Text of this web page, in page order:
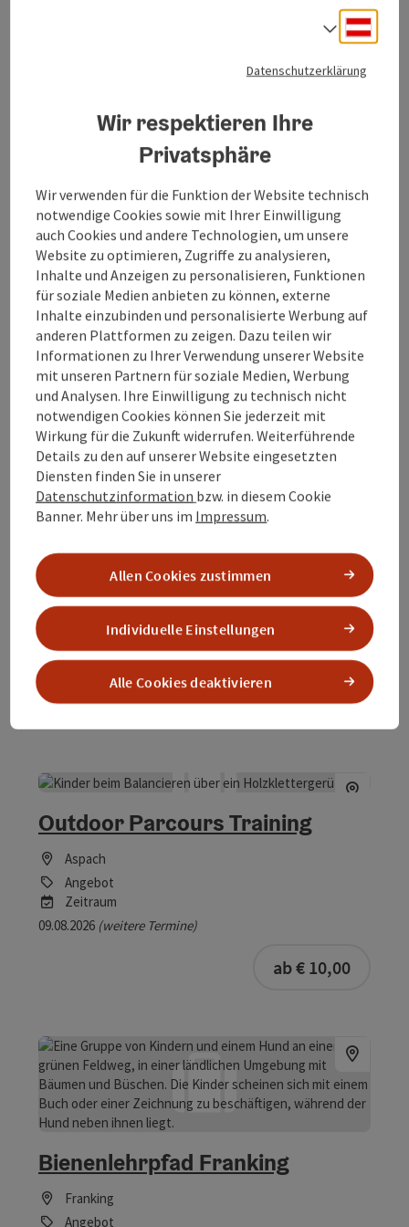
Naturschauspiel - Sagenhaftes
Laterndl-Picknick für Kinder im
Ibmer Moor
Eggelsberg
Angebot
Zeitraum
22.08.2026, 19:00 - 21:30(weitere Termine)
ab € 6,00
Hofführung am Stablhof
Roßbach
Zeitraum
09.08.2026(weitere Termine)
ab € 10,00
Outdoor Parcours Training
Aspach
Angebot
Zeitraum
09.08.2026 (weitere Termine)
ab € 10,00
Bienenlehrpfad Franking
Franking
Angebot
Datenschutzerklärung
Wir respektieren Ihre
Privatsphäre
Wir verwenden für die Funktion der Website technisch
notwendige Cookies sowie mit Ihrer Einwilligung
auch Cookies und andere Technologien, um unsere
Website zu optimieren, Zugriffe zu analysieren,
Inhalte und Anzeigen zu personalisieren, Funktionen
für soziale Medien anbieten zu können, externe
Inhalte einzubinden und personalisierte Werbung auf
anderen Plattformen zu zeigen. Dazu teilen wir
Informationen zu Ihrer Verwendung unserer Website
mit unseren Partnern für soziale Medien, Werbung
und Analysen. Ihre Einwilligung zu technisch nicht
notwendigen Cookies können Sie jederzeit mit
Wirkung für die Zukunft widerrufen. Weiterführende
Details zu den auf unserer Website eingesetzten
Diensten finden Sie in unserer
Datenschutzinformation bzw. in diesem Cookie
Banner. Mehr über uns im Impressum.
Alle Cookies deaktivieren
Individuelle Einstellungen
Allen Cookies zustimmen